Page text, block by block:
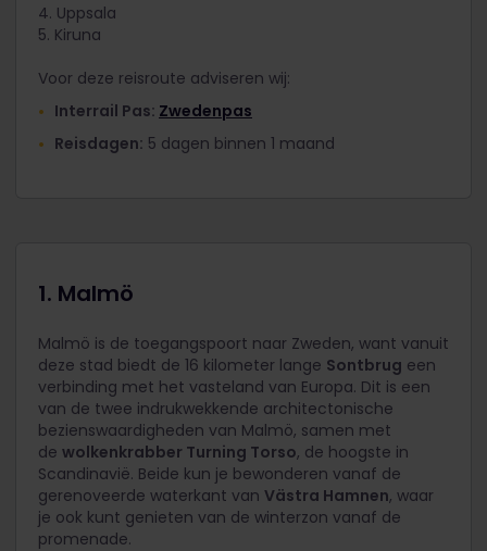
4. Uppsala
5. Kiruna
Voor deze reisroute adviseren wij:
Interrail Pas: Zwedenpas
Reisdagen: 5 dagen binnen 1 maand
1. Malmö
Malmö is de toegangspoort naar Zweden, want vanuit
deze stad biedt de 16 kilometer lange Sontbrug een
verbinding met het vasteland van Europa. Dit is een
van de twee indrukwekkende architectonische
bezienswaardigheden van Malmö, samen met
de wolkenkrabber Turning Torso, de hoogste in
Scandinavië. Beide kun je bewonderen vanaf de
gerenoveerde waterkant van Västra Hamnen, waar
je ook kunt genieten van de winterzon vanaf de
promenade.